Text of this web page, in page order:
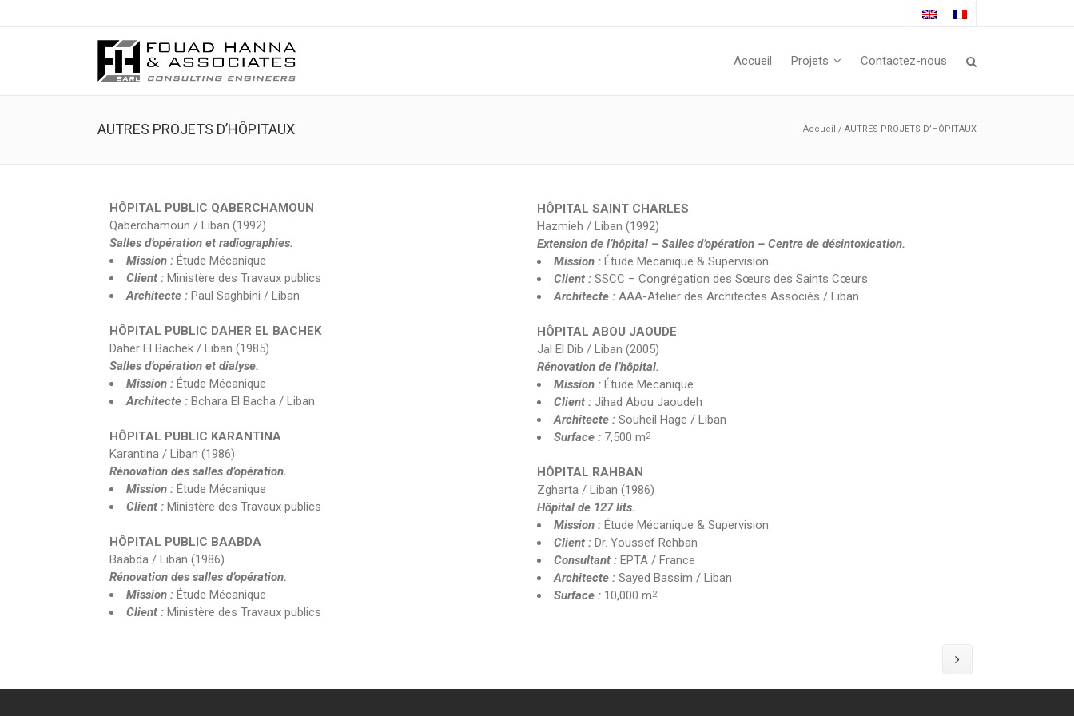
Accueil Projets Contactez-nous
AUTRES PROJETS D’HÔPITAUX Accueil / AUTRES PROJETS D’HÔPITAUX
HÔPITAL PUBLIC QABERCHAMOUN
Qaberchamoun / Liban (1992)
Salles d’opération et radiographies.
Mission : Étude Mécanique
Client : Ministère des Travaux publics
Architecte : Paul Saghbini / Liban
HÔPITAL PUBLIC DAHER EL BACHEK
Daher El Bachek / Liban (1985)
Salles d’opération et dialyse.
Mission : Étude Mécanique
Architecte : Bchara El Bacha / Liban
HÔPITAL PUBLIC KARANTINA
Karantina / Liban (1986)
Rénovation des salles d’opération.
Mission : Étude Mécanique
Client : Ministère des Travaux publics
HÔPITAL PUBLIC BAABDA
Baabda / Liban (1986)
Rénovation des salles d’opération.
Mission : Étude Mécanique
Client : Ministère des Travaux publics
HÔPITAL SAINT CHARLES
Hazmieh / Liban (1992)
Extension de l’hôpital – Salles d’opération – Centre de désintoxication.
Mission : Étude Mécanique & Supervision
Client : SSCC – Congrégation des Sœurs des Saints Cœurs
Architecte : AAA-Atelier des Architectes Associés / Liban
HÔPITAL ABOU JAOUDE
Jal El Dib / Liban (2005)
Rénovation de l’hôpital.
Mission : Étude Mécanique
Client : Jihad Abou Jaoudeh
Architecte : Souheil Hage / Liban
Surface : 7,500 m2
HÔPITAL RAHBAN
Zgharta / Liban (1986)
Hôpital de 127 lits.
Mission : Étude Mécanique & Supervision
Client : Dr. Youssef Rehban
Consultant : EPTA / France
Architecte : Sayed Bassim / Liban
Surface : 10,000 m2